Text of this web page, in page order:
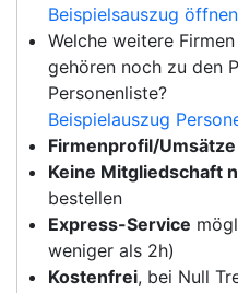
Beispielsauszug öffnen
Welche weitere
gehören noch zu den
Personenliste?
Beispielauszug
Firmenprofil/Umsätze
Keine Mitgliedschaft
bestellen
Express-Service
weniger als 2h)
Kostenfrei, bei Null